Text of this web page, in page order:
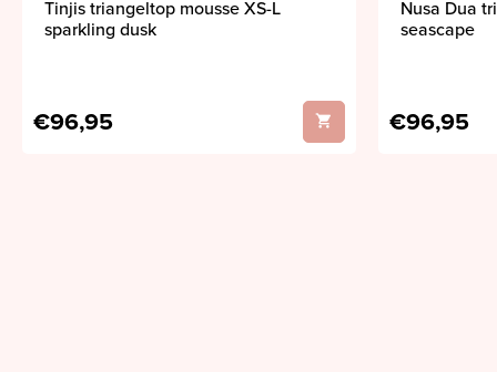
Tinjis triangeltop mousse XS-L
sparkling dusk
€96,95
Nusa Dua
seascape
€96,95